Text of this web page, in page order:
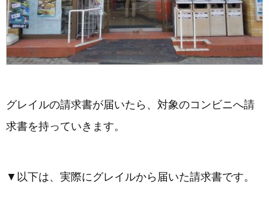
グレイルの請求書が届いたら、対象のコンビニへ請
求書を持っていきます。
▼以下は、実際にグレイルから届いた請求書です。